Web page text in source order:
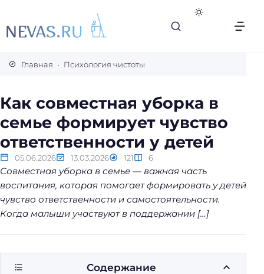
е
к
е
т
ы
л
е
г
к
Главная Психология чистоты
Как совместная уборка в
семье формирует чувство
ответственности у детей
05.06.2026 13.03.2026 121 6
Совместная уборка в семье — важная часть
воспитания, которая помогает формировать у детей
чувство ответственности и самостоятельности.
Когда малыши участвуют в поддержании […]
Содержание